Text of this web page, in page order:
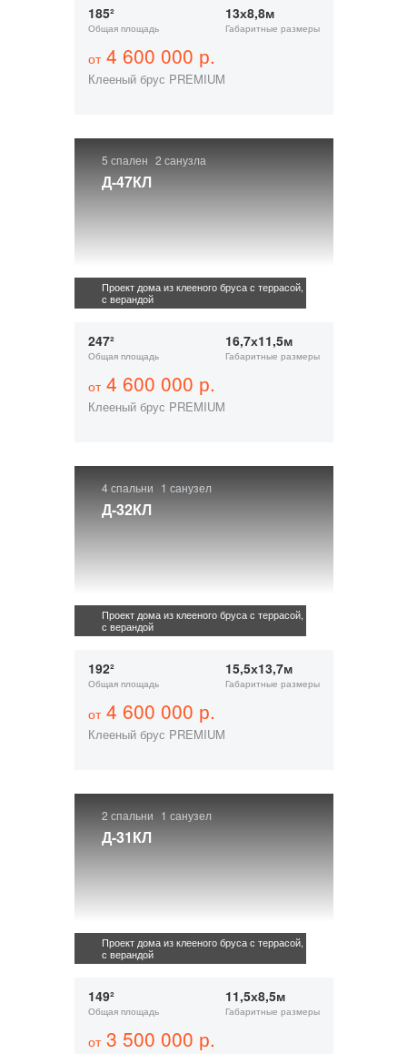
185²
Общая площадь
13х8,8м
Габаритные размеры
от4 600 000 р.
Клееный брус PREMIUM
5 спален 2 санузла
Д-47КЛ
Проект дома из клееного бруса с террасой,
с верандой
247²
Общая площадь
16,7х11,5м
Габаритные размеры
от4 600 000 р.
Клееный брус PREMIUM
4 спальни 1 санузел
Д-32КЛ
Проект дома из клееного бруса с террасой,
с верандой
192²
Общая площадь
15,5х13,7м
Габаритные размеры
от4 600 000 р.
Клееный брус PREMIUM
2 спальни 1 санузел
Д-31КЛ
Проект дома из клееного бруса с террасой,
с верандой
149²
Общая площадь
11,5х8,5м
Габаритные размеры
от3 500 000 р.